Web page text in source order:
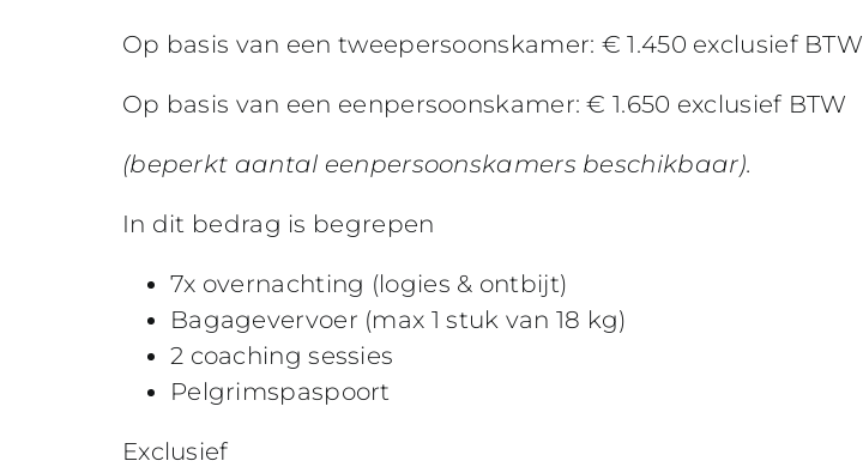
Op basis van een tweepersoonskamer: € 1.450 exclusief BTW
Op basis van een eenpersoonskamer: € 1.650 exclusief BTW
(beperkt aantal eenpersoonskamers beschikbaar).
In dit bedrag is begrepen
7x overnachting (logies & ontbijt)
Bagagevervoer (max 1 stuk van 18 kg)
2 coaching sessies
Pelgrimspaspoort
Exclusief